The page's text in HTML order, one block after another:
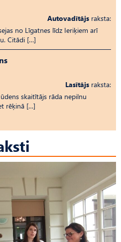
Autovadītājs raksta:
no Līgatnes līdz Ieriķiem arī
Citādi […]
Lasītājs raksta:
skaitītājs rāda nepilnu
rēķinā […]